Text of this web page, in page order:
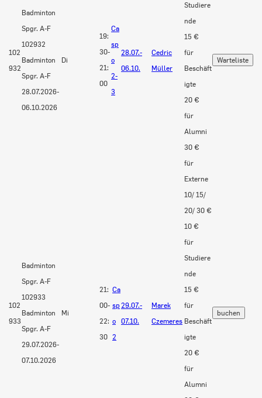
102
932
Badminton
Spgr. A-F
102932
Badminton
Spgr. A-F
28.07.2026-
06.10.2026
Di
19:
30-
21:
00
Ca
sp
o
2-
3
28.07.-
06.10.
Cedric
Müller
Studiere
nde
15 €
für
Beschäft
igte
20 €
für
Alumni
30 €
für
Externe
102
933
Badminton
Spgr. A-F
102933
Badminton
Spgr. A-F
29.07.2026-
07.10.2026
Mi
21:
00-
22:
30
Ca
sp
o
2
29.07.-
07.10.
Marek
Czemeres
10/ 15/
20/ 30 €
10 €
für
Studiere
nde
15 €
für
Beschäft
igte
20 €
für
Alumni